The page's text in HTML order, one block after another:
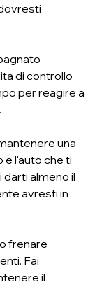
di controllo
per reagire a
una
e l'auto che ti
almeno il
avresti in
frenare
Fai
il